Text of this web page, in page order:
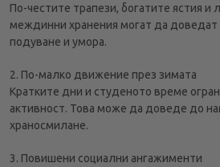
По-честите трапези, богатите ястия и
междинни хранения могат да доведат
подуване и умора.
2. По-малко движение през зимата
Кратките дни и студеното време
активност. Това може да доведе до
храносмилане.
3. Повишени социални ангажименти